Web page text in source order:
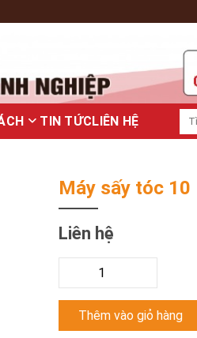
TIN TỨCLIÊN HỆ
Máy sấy tóc 10
Liên hệ
tóc
số
Thêm vào giỏ hàng